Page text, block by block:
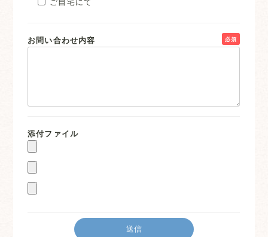
お問い合わせ内容 必須
添付ファイル